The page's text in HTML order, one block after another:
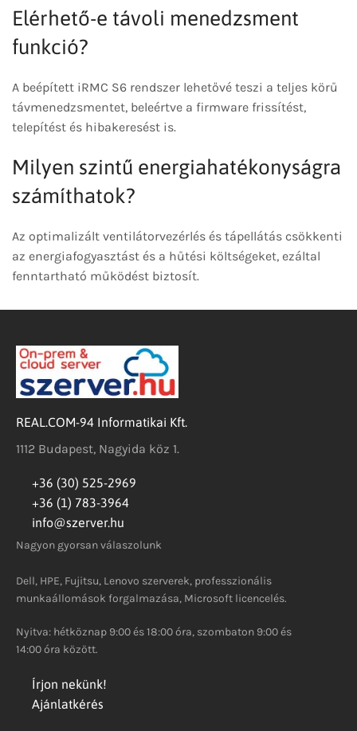
Elérhető-e távoli menedzsment
funkció?
A beépített iRMC S6 rendszer lehetővé teszi a teljes körű
távmenedzsmentet, beleértve a firmware frissítést,
telepítést és hibakeresést is.
Milyen szintű energiahatékonyságra
számíthatok?
Az optimalizált ventilátorvezérlés és tápellátás csökkenti
az energiafogyasztást és a hűtési költségeket, ezáltal
fenntartható működést biztosít.
REAL.COM-94 Informatikai Kft.
1112 Budapest, Nagyida köz 1.
+36 (30) 525-2969
+36 (1) 783-3964
info@szerver.hu
Nagyon gyorsan válaszolunk
Dell, HPE, Fujitsu, Lenovo szerverek, professzionális
munkaállomások forgalmazása, Microsoft licencelés.
Nyitva: hétköznap 9:00 és 18:00 óra, szombaton 9:00 és
14:00 óra között.
Írjon nekünk!
Ajánlatkérés